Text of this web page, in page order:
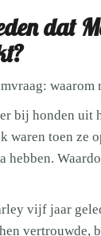
dat
waarom
bij honden uit
waren toen ze
hebben.
vijf jaar
vertrouwde,